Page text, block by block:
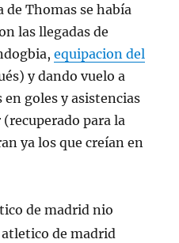
de Thomas se había
las llegadas de
equipacion del
y dando vuelo a
goles y asistencias
para la
ya los que creían en